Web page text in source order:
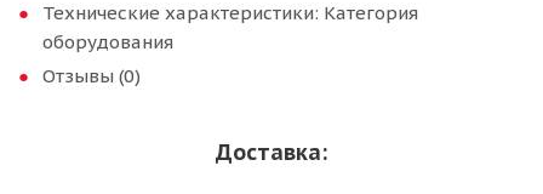
Технические характеристики: Категория
оборудования
Отзывы (0)
Доставка: